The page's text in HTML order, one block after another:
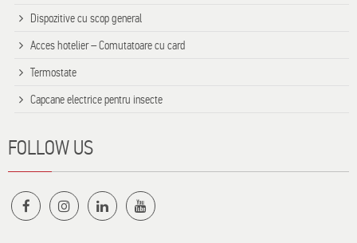
Dispozitive cu scop general
Acces hotelier – Comutatoare cu card
Termostate
Capcane electrice pentru insecte
FOLLOW US